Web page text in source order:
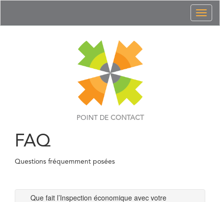
POINT DE CONTACT
FAQ
Questions fréquemment posées
Que fait l’Inspection économique avec votre